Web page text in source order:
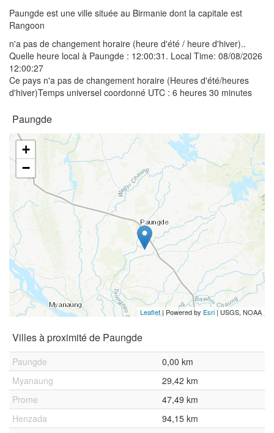
Paungde est une ville située au Birmanie dont la capitale est
Rangoon
n'a pas de changement horaire (heure d'été / heure d'hiver)..
Quelle heure local à Paungde : 12:00:31 . Local Time: 08/08/2026
12:00:27
Ce pays n'a pas de changement horaire (Heures d'été/heures
d'hiver)Temps universel coordonné UTC : 6 heures 30 minutes
Paungde
+
−
Leaflet| Powered by Esri|USGS, NOAA
Villes à proximité de Paungde
Paungde
0,00 km
Myanaung
29,42 km
Prome
47,49 km
Henzada
94,15 km